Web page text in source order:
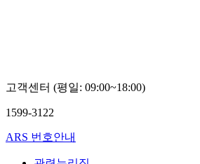
고객센터 (평일: 09:00~18:00)
1599-3122
ARS 번호안내